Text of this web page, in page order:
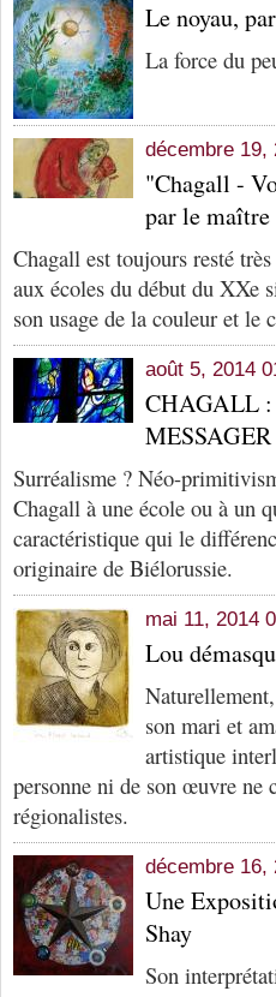
Le noyau,
La force du
décembre 19,
"Chagall -
par le maître
Chagall est toujours resté
aux écoles du début du XXe
son usage de la couleur et le
août 5, 2014
CHAGALL
MESSAGER
Surréalisme ? Néo-
Chagall à une école ou à un
caractéristique qui le
originaire de Biélorussie.
mai 11, 2014
Lou
son mari et
artistique
personne ni de son œuvre ne
régionalistes.
décembre 16,
Une
Shay
Son